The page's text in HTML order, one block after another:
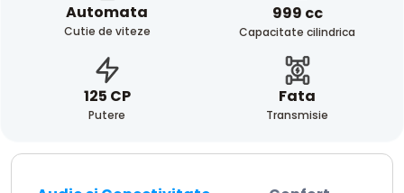
Automata
Cutie de viteze
999 cc
Capacitate cilindrica
125 CP
Putere
Fata
Transmisie